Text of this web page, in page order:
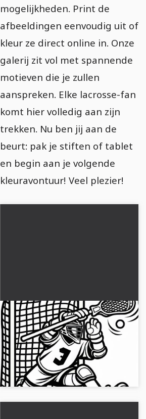
mogelijkheden. Print de
afbeeldingen eenvoudig uit of
kleur ze direct online in. Onze
galerij zit vol met spannende
motieven die je zullen
aanspreken. Elke lacrosse-fan
komt hier volledig aan zijn
trekken. Nu ben jij aan de
beurt: pak je stiften of tablet
en begin aan je volgende
kleuravontuur! Veel plezier!
Lacrossem goalie houdt met
stick bal – Kleurplaat
eenvoudig gratis
Haal dit gratis kleurplaat van een
lacrosse-doelman en geef het jouw
persoonlijke touch!...